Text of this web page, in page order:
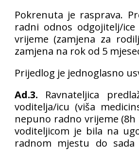
Pokrenuta je rasprava.
radni odnos odgojitelj/
vrijeme (zamjena za
zamjena na rok od 5
Prijedlog je jednoglasno
Ad.3. Ravnateljica
voditelja/icu (viša
nepuno radno vrijeme
voditeljicom je bila na
radnom mjestu do